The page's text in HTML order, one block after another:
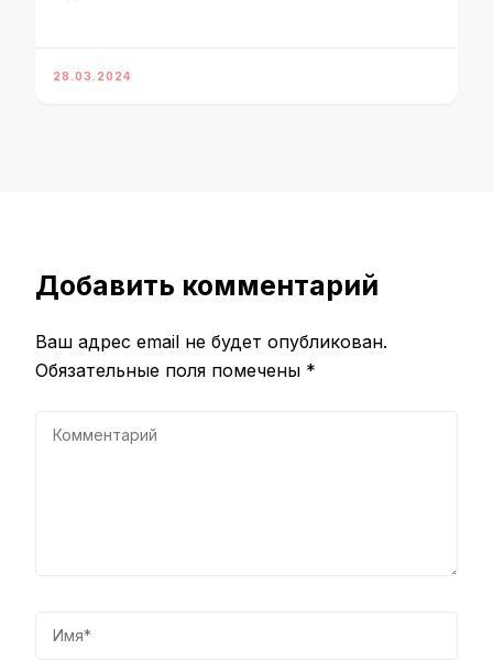
28.03.2024
Добавить комментарий
Ваш адрес email не будет опубликован.
Обязательные поля помечены *